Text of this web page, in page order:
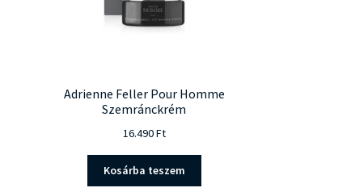
Adrienne Feller Pour Homme
Szemránckrém
16.490Ft
Kosárba teszem